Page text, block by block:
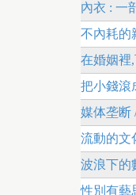
內衣 : 一
不內耗的
在婚姻裡
把小錢滾
媒体垄断
流動的文
波浪下的
性別有藝